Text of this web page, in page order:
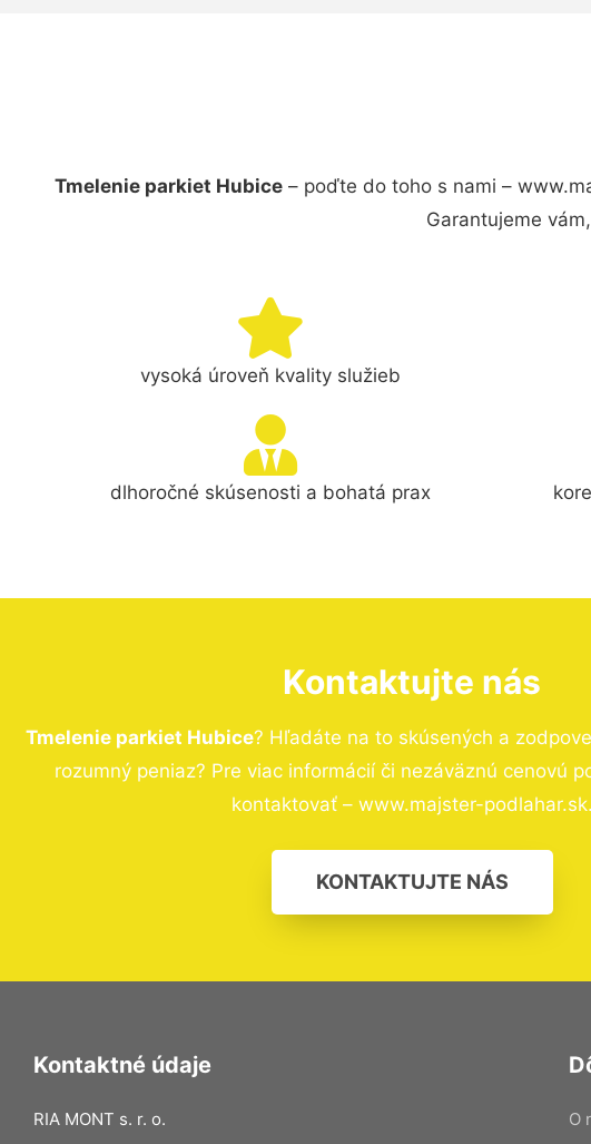
Tmelenie parkiet Hubice– poďte do toho s nami –
Garantujeme
vysoká úroveň kvality služieb
dlhoročné skúsenosti a bohatá prax
Kontaktujte nás
Tmelenie parkiet Hubice? Hľadáte na to skúsených a
rozumný peniaz? Pre viac informácií či nezáväznú cenovú
kontaktovať – www.majster-podlahar.sk.
KONTAKTUJTE NÁS
Kontaktné údaje
RIA MONT s. r. o.
O